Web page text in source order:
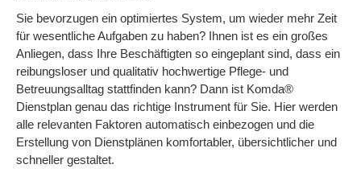
Sie bevorzugen ein optimiertes System, um wieder mehr Zeit
für wesentliche Aufgaben zu haben? Ihnen ist es ein großes
Anliegen, dass Ihre Beschäftigten so eingeplant sind, dass ein
reibungsloser und qualitativ hochwertige Pflege- und
Betreuungsalltag stattfinden kann? Dann ist Komda®
Dienstplan genau das richtige Instrument für Sie. Hier werden
alle relevanten Faktoren automatisch einbezogen und die
Erstellung von Dienstplänen komfortabler, übersichtlicher und
schneller gestaltet.